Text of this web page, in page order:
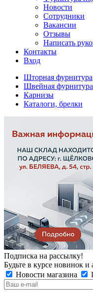
Новости
Сотрудники
Вакансии
Отзывы
Написать
Контакты
Вход
Шторная фурнитура
Швейная фурнитура
Карнизы
Каталоги, брелки
Подписка на рассылку!
Будьте в курсе новинок и
Новости магазина